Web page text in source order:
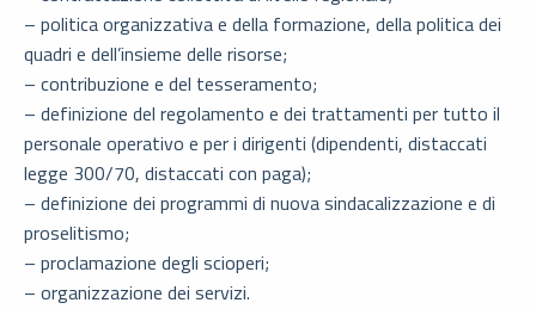
– politica organizzativa e della formazione, della politica dei
quadri e dell’insieme delle risorse;
– contribuzione e del tesseramento;
– definizione del regolamento e dei trattamenti per tutto il
personale operativo e per i dirigenti (dipendenti, distaccati
legge 300/70, distaccati con paga);
– definizione dei programmi di nuova sindacalizzazione e di
proselitismo;
– proclamazione degli scioperi;
– organizzazione dei servizi.